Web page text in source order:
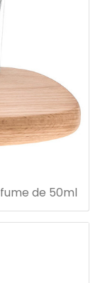
de 50ml